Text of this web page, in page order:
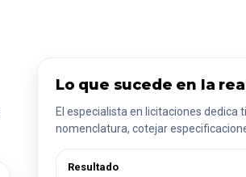
Lo que sucede en la
El especialista en licitaciones dedica
nomenclatura, cotejar
Resultado